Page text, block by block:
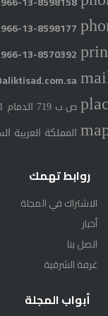
966-13-8598177
966-13-8570392
ص.ب 719 الدمام 31421
المملكة العربية
روابط تهمك
الاشتراك في المجلة
أخبار
اتصل بنا
غرفة الشرقية
أبواب المجلة